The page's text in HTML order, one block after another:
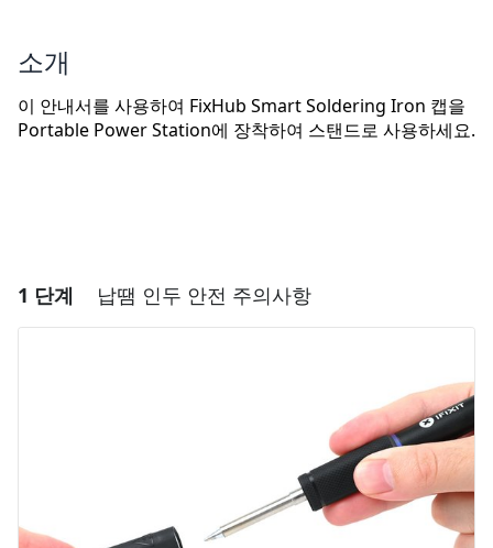
소개
이 안내서를 사용하여 FixHub Smart Soldering Iron 캡을
Portable Power Station에 장착하여 스탠드로 사용하세요.
1 단계 납땜 인두 안전 주의사항